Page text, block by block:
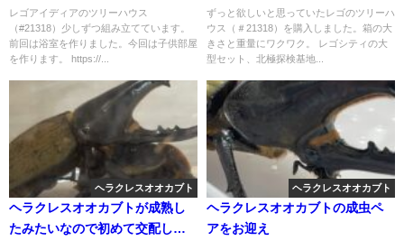
子供部屋
レゴアイディアのツリーハウス
（#21318）少しずつ組み立てています。
前回は浴室を作りました。今回は子供部屋
を作ります。 https://...
た状態
ずっと欲しいと思っていたレゴのツリーハ
ウス（＃21318）を購入しました。箱の大
きさと重量にワクワク。 レゴシティの大
型セット、北極探検基地...
ヘラクレスオオカブト
ヘラクレスオオカブトが成熟し
たみたいなので初めて交配して
ヘラクレスオオカブト
ヘラクレスオオカブトの成虫ペ
アをお迎え